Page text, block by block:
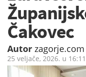
Čakovec
Autor zagorje.com
25 veljače, 2026. u 16:11